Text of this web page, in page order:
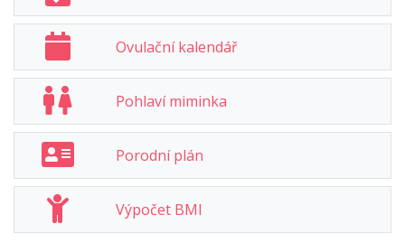
Ovulační kalendář
Pohlaví miminka
Porodní plán
Výpočet BMI